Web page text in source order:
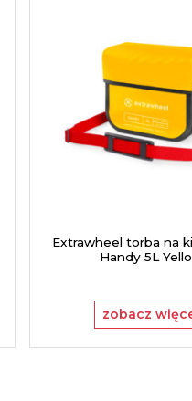
Extrawheel torba na
Handy 5L
zobacz